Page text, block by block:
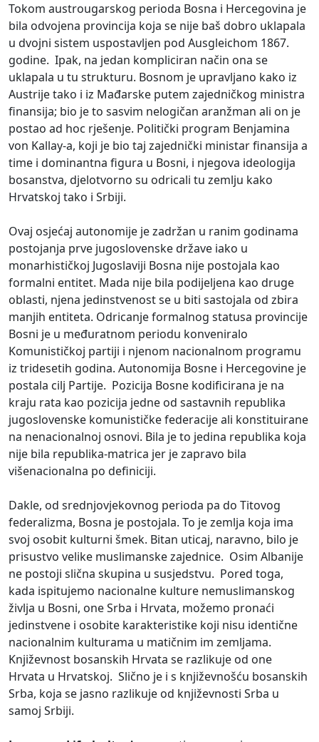
Tokom austrougarskog perioda Bosna i Hercegovina je
bila odvojena provincija koja se nije baš dobro uklapala
u dvojni sistem uspostavljen pod Ausgleichom 1867.
godine. Ipak, na jedan kompliciran način ona se
uklapala u tu strukturu. Bosnom je upravljano kako iz
Austrije tako i iz Mađarske putem zajedničkog ministra
finansija; bio je to sasvim nelogičan aranžman ali on je
postao ad hoc rješenje. Politički program Benjamina
von Kallay-a, koji je bio taj zajednički ministar finansija a
time i dominantna figura u Bosni, i njegova ideologija
bosanstva, djelotvorno su odricali tu zemlju kako
Hrvatskoj tako i Srbiji.
Ovaj osjećaj autonomije je zadržan u ranim godinama
postojanja prve jugoslovenske države iako u
monarhističkoj Jugoslaviji Bosna nije postojala kao
formalni entitet. Mada nije bila podijeljena kao druge
oblasti, njena jedinstvenost se u biti sastojala od zbira
manjih entiteta. Odricanje formalnog statusa provincije
Bosni je u međuratnom periodu konveniralo
Komunističkoj partiji i njenom nacionalnom programu
iz tridesetih godina. Autonomija Bosne i Hercegovine je
postala cilj Partije. Pozicija Bosne kodificirana je na
kraju rata kao pozicija jedne od sastavnih republika
jugoslovenske komunističke federacije ali konstituirane
na nenacionalnoj osnovi. Bila je to jedina republika koja
nije bila republika-matrica jer je zapravo bila
višenacionalna po definiciji.
Dakle, od srednjovjekovnog perioda pa do Titovog
federalizma, Bosna je postojala. To je zemlja koja ima
svoj osobit kulturni šmek. Bitan uticaj, naravno, bilo je
prisustvo velike muslimanske zajednice. Osim Albanije
ne postoji slična skupina u susjedstvu. Pored toga,
kada ispitujemo nacionalne kulture nemuslimanskog
življa u Bosni, one Srba i Hrvata, možemo pronaći
jedinstvene i osobite karakteristike koji nisu identične
nacionalnim kulturama u matičnim im zemljama.
Književnost bosanskih Hrvata se razlikuje od one
Hrvata u Hrvatskoj. Slično je i s književnošću bosanskih
Srba, koja se jasno razlikuje od književnosti Srba u
samoj Srbiji.